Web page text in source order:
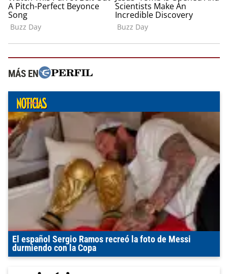
MÁS EN
El español Sergio Ramos recreó la foto de Messi
durmiendo con la Copa